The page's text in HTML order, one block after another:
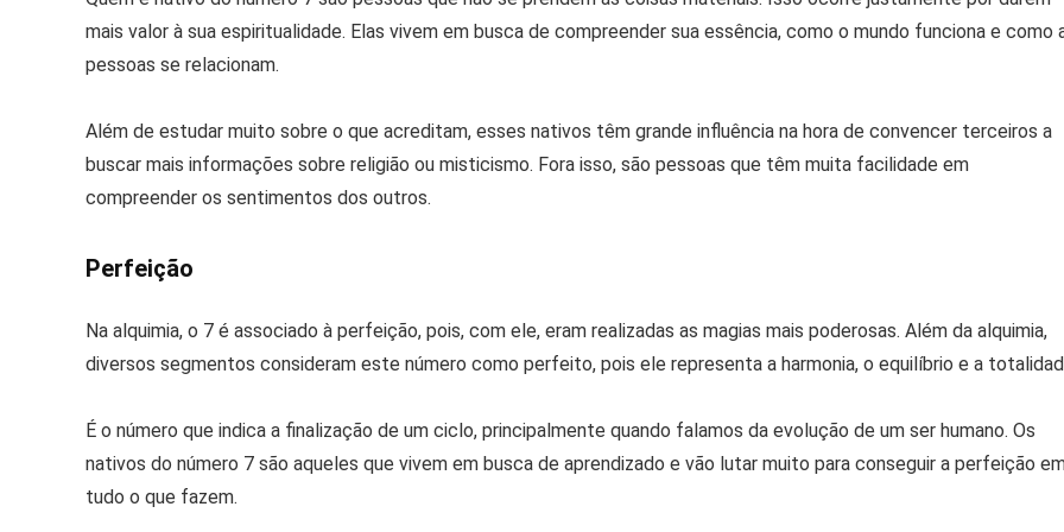
mais valor à sua espiritualidade. Elas vivem em busca de compreender sua essência, como o mundo funciona e como
pessoas se relacionam.
Além de estudar muito sobre o que acreditam, esses nativos têm grande influência na hora de convencer terceiros a
buscar mais informações sobre religião ou misticismo. Fora isso, são pessoas que têm muita facilidade em
compreender os sentimentos dos outros.
Perfeição
Na alquimia, o 7 é associado à perfeição, pois, com ele, eram realizadas as magias mais poderosas. Além da alquimia,
diversos segmentos consideram este número como perfeito, pois ele representa a harmonia, o equilíbrio e a
É o número que indica a finalização de um ciclo, principalmente quando falamos da evolução de um ser humano. Os
nativos do número 7 são aqueles que vivem em busca de aprendizado e vão lutar muito para conseguir a perfeição
tudo o que fazem.